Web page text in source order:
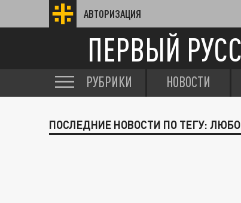
АВТОРИЗАЦИЯ
ПЕРВЫЙ
РУБРИКИ НОВОСТИ
ПОСЛЕДНИЕ НОВОСТИ ПО ТЕГУ: